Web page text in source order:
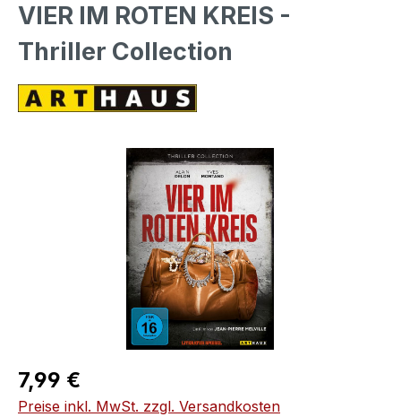
VIER IM ROTEN KREIS -
Thriller Collection
Bildergalerie überspringen
Regulärer Preis:
7,99 €
Preise inkl. MwSt. zzgl. Versandkosten